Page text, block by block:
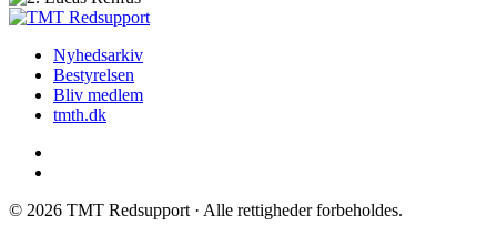
Nyhedsarkiv
Bestyrelsen
Bliv medlem
tmth.dk
© 2026 TMT Redsupport · Alle rettigheder forbeholdes.